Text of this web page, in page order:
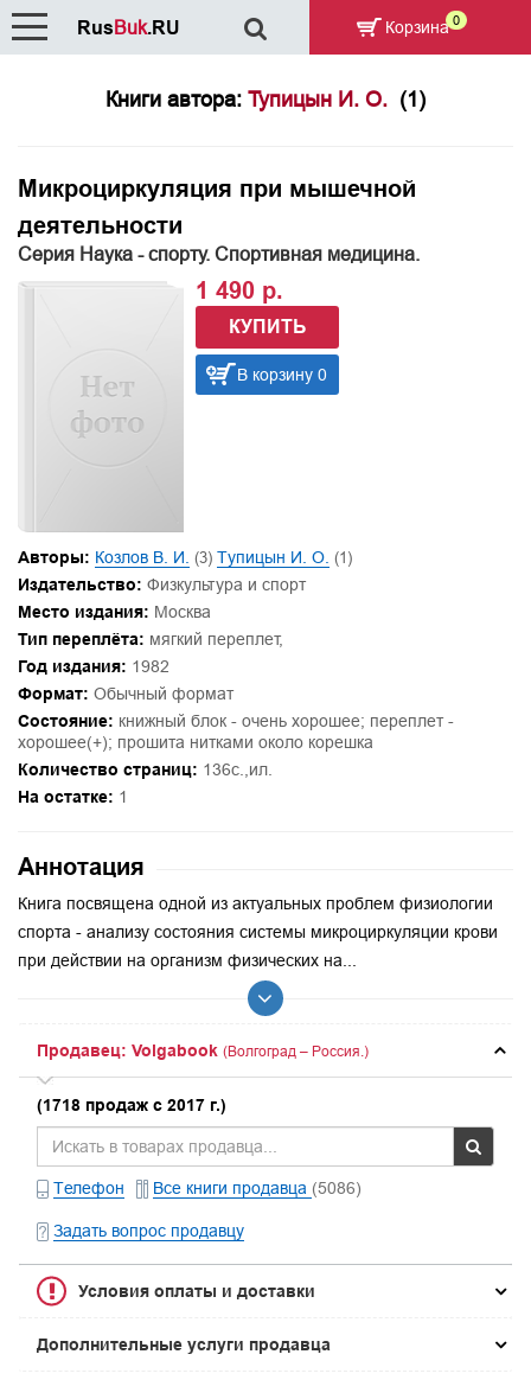
Книги автора: Тупицын И. О. (1)
Микроциркуляция при мышечной
деятельности
Серия Наука - спорту. Спортивная медицина.
1 490 р.
КУПИТЬ
В корзину 0
Авторы: Козлов В. И. (3) Тупицын И. О. (1)
Издательство: Физкультура и спорт
Место издания: Москва
Тип переплёта: мягкий переплет,
Год издания: 1982
Формат: Обычный формат
Состояние: книжный блок - очень хорошее; переплет -
хорошее(+); прошита нитками около корешка
Количество страниц: 136с.,ил.
На остатке: 1
Аннотация
Книга посвящена одной из актуальных проблем физиологии
спорта - анализу состояния системы микроциркуляции крови
при действии на организм физических на...
Продавец: Volgabook (Волгоград – Россия.)
(1718 продаж с 2017 г.)
Телефон Все книги продавца (5086)
Задать вопрос продавцу
Условия оплаты и доставки
Дополнительные услуги продавца
RusBuk.RU Корзина 0